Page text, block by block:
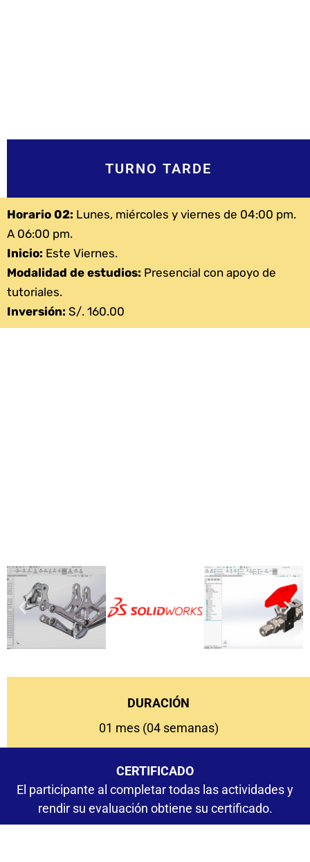
TURNO TARDE
Horario 02: Lunes, miércoles y viernes de 04:00 pm.
A 06:00 pm.
Inicio: Este Viernes.
Modalidad de estudios: Presencial con apoyo de
tutoriales.
Inversión: S/. 160.00
DURACIÓN
01 mes (04 semanas)
CERTIFICADO
El participante al completar todas las actividades y
rendir su evaluación obtiene su certificado.